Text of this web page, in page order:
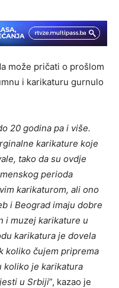
može pričati o prošlom
i karikaturu gurnulo
20 godina pa i više.
karikature koje
tako da su ovdje
perioda
karikaturom, ali ono
i Beograd imaju dobre
i muzej karikature u
karikatura je dovela
koliko čujem priprema
koliko je karikatura
u Srbiji”, kazao je